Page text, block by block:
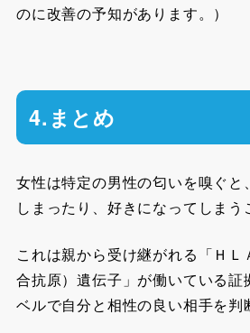
のに改善の予知があります。）
4.まとめ
女性は特定の男性の匂いを嗅ぐと
しまったり、好きになってしまう
これは親から受け継がれる「ＨＬ
合抗原）遺伝子」が働いている証
ベルで自分と相性の良い相手を判